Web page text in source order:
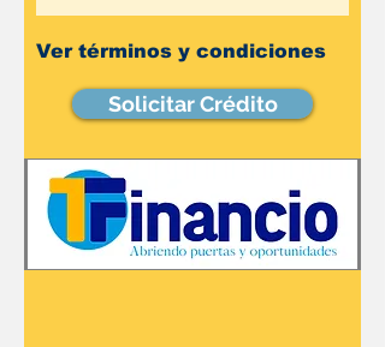
Ver términos y condiciones
Solicitar Crédito